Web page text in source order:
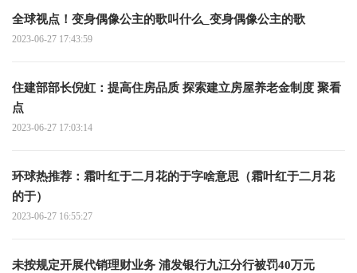
全球视点！变身偶像公主的歌叫什么_变身偶像公主的歌
2023-06-27 17:43:59
住建部部长倪虹：提高住房品质 探索建立房屋养老金制度 聚看
点
2023-06-27 17:03:14
环球热推荐：霜叶红于二月花的于字啥意思（霜叶红于二月花
的于）
2023-06-27 16:55:27
未按规定开展代销理财业务 浦发银行九江分行被罚40万元